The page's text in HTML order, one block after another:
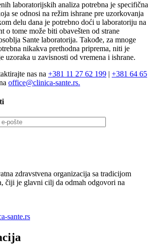
laboratorijskih analiza potrebna je specifična
se odnosi na režim ishrane pre uzorkovanja
delu dana je potrebno doći u laboratoriju na
o tome može biti obavešten od strane
Sante laboratorija. Takođe, za mnoge
nikakva prethodna priprema, niti je
uzoraka u zavisnosti od vremena i ishrane.
nas na +381 11 27 62 199 | +381 64 65
office@clinica-sante.rs.
zdravstvena organizacija sa tradicijom
čiji je glavni cilj da odmah odgovori na
sante.rs